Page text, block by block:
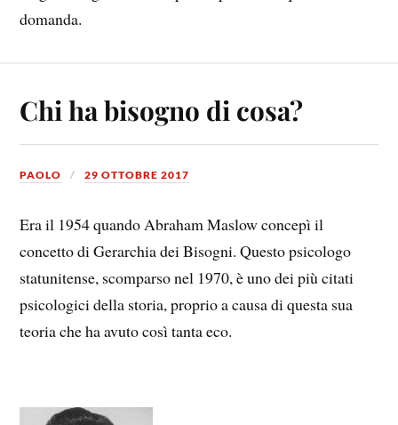
domanda.
Chi ha bisogno di cosa?
PAOLO 29 OTTOBRE 2017
Era il 1954 quando Abraham Maslow concepì il
concetto di Gerarchia dei Bisogni. Questo psicologo
statunitense, scomparso nel 1970, è uno dei più citati
psicologici della storia, proprio a causa di questa sua
teoria che ha avuto così tanta eco.